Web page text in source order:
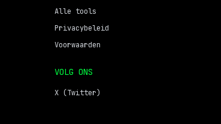
Alle tools
Privacybeleid
Voorwaarden
VOLG ONS
X (Twitter)